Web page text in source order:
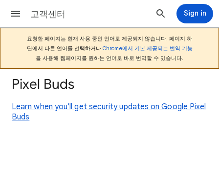
고객센터 Sign in
요청한 페이지는 현재 사용 중인 언어로 제공되지 않습니다. 페이지 하
단에서 다른 언어를 선택하거나 Chrome에서 기본 제공되는 번역 기능
을 사용해 웹페이지를 원하는 언어로 바로 번역할 수 있습니다.
Pixel Buds
Learn when you'll get security updates on Google Pixel
Buds